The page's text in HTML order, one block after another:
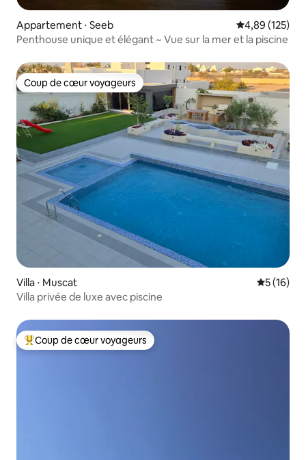
Appartement ⋅ Seeb Évaluation
4,89 (125)
Penthouse unique et élégant ~ Vue sur la mer et la piscine
Coup de cœur voyageurs
Coup de cœur voyageurs
Villa ⋅ Muscat
5 (16)
Villa privée de luxe avec piscine
Coups de cœur voyageurs les plus appréciés
Coup de cœur voyageurs